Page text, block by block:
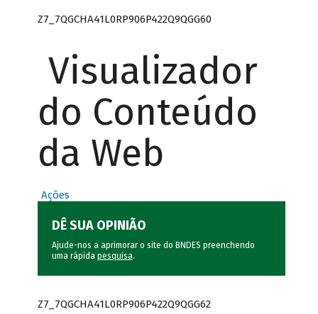
Z7_7QGCHA41L0RP906P422Q9QGG60
Visualizador
do Conteúdo
da Web
Ações
DÊ SUA OPINIÃO
Ajude-nos a aprimorar o site do BNDES preenchendo
uma rápida pesquisa.
Z7_7QGCHA41L0RP906P422Q9QGG62